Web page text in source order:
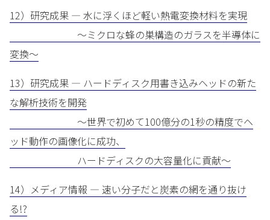
12）研究成果 — 水に浮くほど軽い熱電変換材料を実現
～ミクロな蜂の巣構造のガラスを半導体に
変換～
13）研究成果 — ハードディスク用書き込みヘッドの新た
な解析技術を開発
～世界で初めて100億分の1秒の精度でヘ
ッド動作の画像化に成功、
ハードディスクの大容量化に貢献～
14）メディア情報 — 速い分子だと炭素の網を通り抜け
る!?